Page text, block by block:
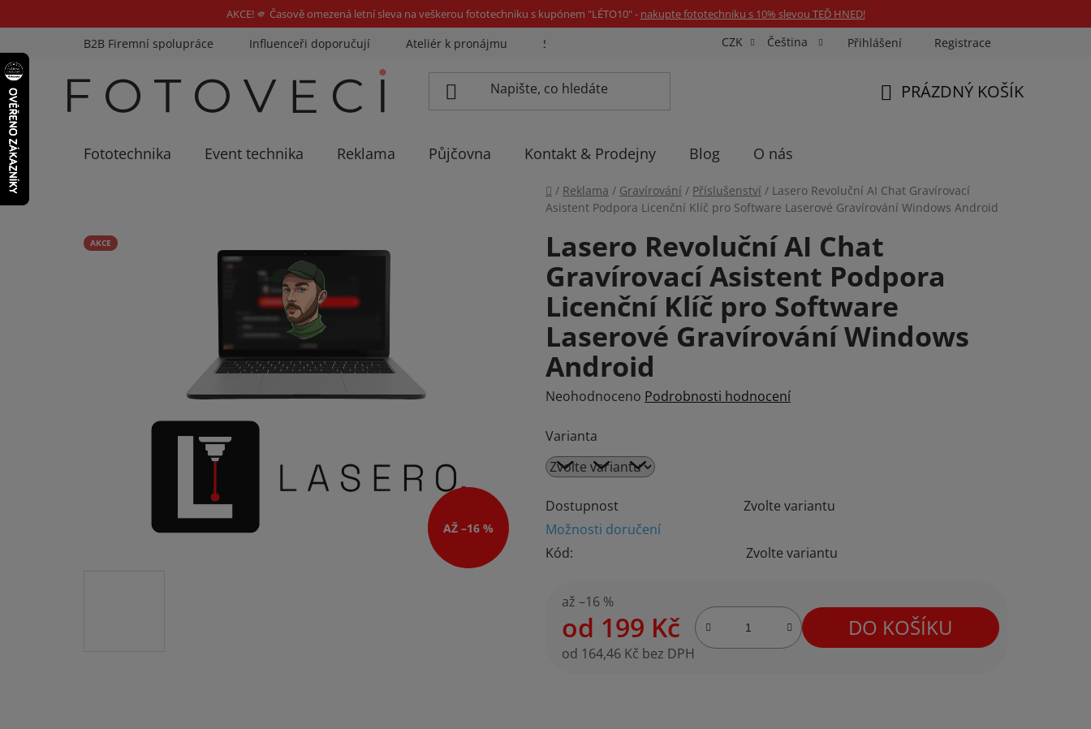
AKCE! 🫵 Časově omezená letní sleva na veškerou fototechniku s kupónem "LÉTO10" - nakupte fototechniku s 10% slevou TEĎ HNED!
na
obsah
B2B Firemní spolupráce Influenceři doporučují Ateliér k pronájmu Sázíme stromky Eventovka Fotospin Neony na míru Průkazové Foto
CZK Čeština Přihlášení Registrace
PRÁZDNÝ KOŠÍK
Fototechnika Event technika Reklama Půjčovna Kontakt & Prodejny Blog O nás
Domů
/ Reklama / Gravírování / Příslušenství / Lasero Revoluční AI Chat Gravírovací
Asistent Podpora Licenční Klíč pro Software Laserové Gravírování Windows Android
Lasero Revoluční AI Chat
Gravírovací Asistent Podpora
Licenční Klíč pro Software
Laserové Gravírování Windows
Android
Průměrné
produktu
je
0,0
z
5
hvězdiček.
Neohodnoceno Podrobnosti hodnocení
Varianta
Dostupnost
Zvolte variantu
Možnosti doručení
Kód:
Zvolte variantu
až –16 %
od 199 Kč
od 164,46 Kč bez DPH
DO KOŠÍKU
AKCE
AŽ –16 %